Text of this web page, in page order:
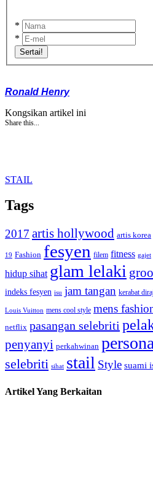
*
*
Sertai!
Ronald Henry
Kongsikan artikel ini
Share this...
STAIL
Tags
2017 artis hollywood artis korea
19 Fashion fesyen filem fitness gajet
hidup sihat glam lelaki
indeks fesyen isu jam tangan kerabat
Louis Vuitton mens cool style mens
netflix pasangan selebriti
penyanyi perkahwinan
selebriti sihat stail Style suami
Artikel Yang Berkaitan